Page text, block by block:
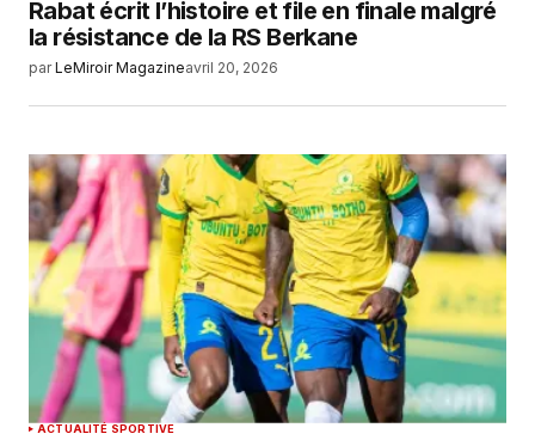
Rabat écrit l’histoire et file en finale malgré
la résistance de la RS Berkane
par LeMiroir Magazineavril 20, 2026
ACTUALITÉ SPORTIVE